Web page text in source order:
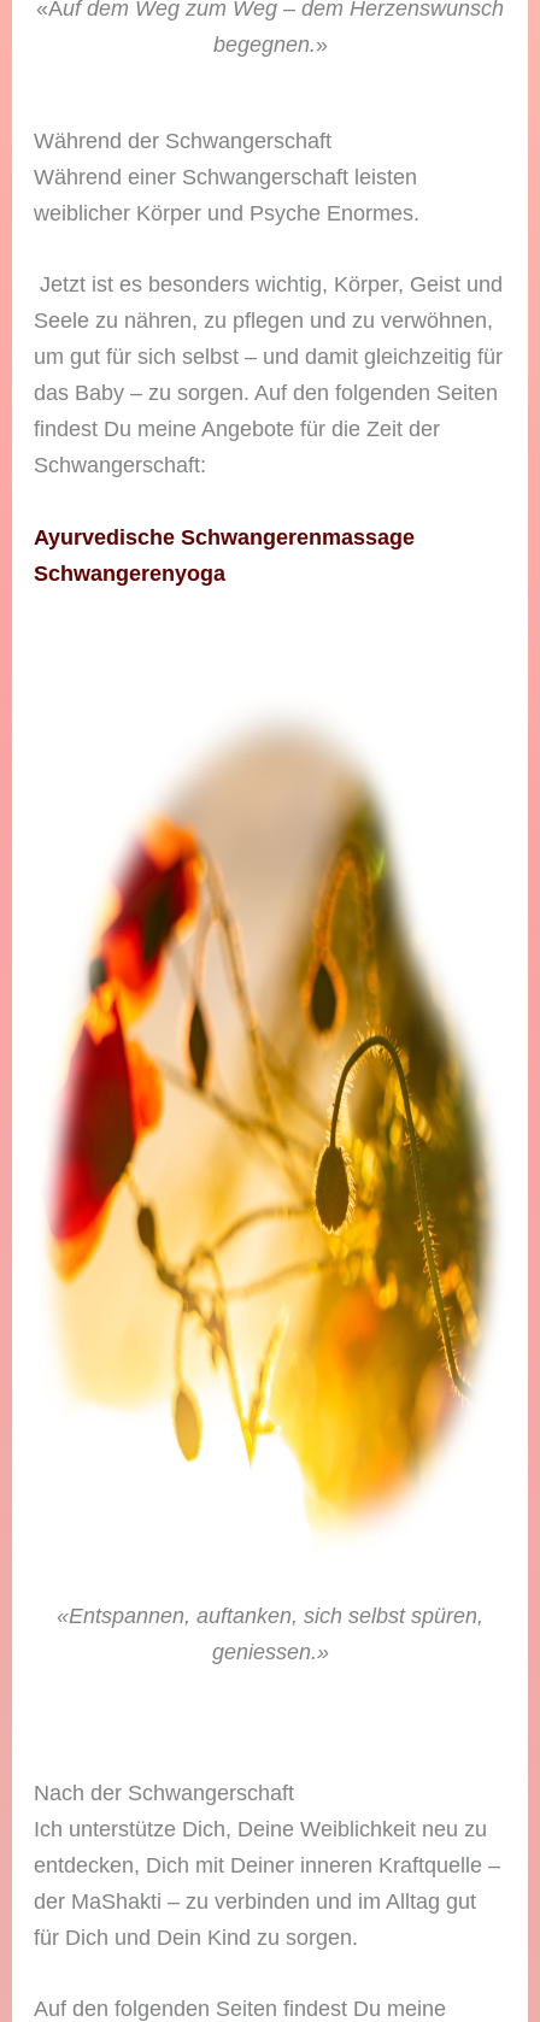
«Auf dem Weg zum Weg – dem Herzenswunsch
begegnen.»
Während der Schwangerschaft
Während einer Schwangerschaft leisten
weiblicher Körper und Psyche Enormes.
Jetzt ist es besonders wichtig, Körper, Geist und
Seele zu nähren, zu pflegen und zu verwöhnen,
um gut für sich selbst – und damit gleichzeitig für
das Baby – zu sorgen. Auf den folgenden Seiten
findest Du meine Angebote für die Zeit der
Schwangerschaft:
Ayurvedische Schwangerenmassage
Schwangerenyoga
«Entspannen, auftanken, sich selbst spüren,
geniessen.»
Nach der Schwangerschaft
Ich unterstütze Dich, Deine Weiblichkeit neu zu
entdecken, Dich mit Deiner inneren Kraftquelle –
der MaShakti – zu verbinden und im Alltag gut
für Dich und Dein Kind zu sorgen.
Auf den folgenden Seiten findest Du meine